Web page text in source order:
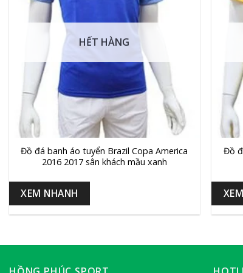
HẾT HÀNG
Đồ đá banh áo tuyển Brazil Copa America
2016 2017 sân khách mầu xanh
XEM NHANH
Đồ